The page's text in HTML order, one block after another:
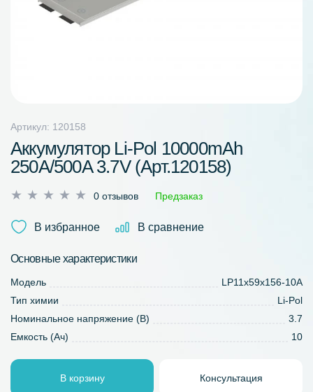
Артикул: 120158
Аккумулятор Li-Pol 10000mAh
250A/500A 3.7V (Арт.120158)
Оценка
из
0 отзывов Предзаказ
В избранное В сравнение
Основные характеристики
Модель
LP11х59х156-10A
Тип химии
Li-Pol
Номинальное напряжение (В)
3.7
Емкость (Ач)
10
В корзину Консультация